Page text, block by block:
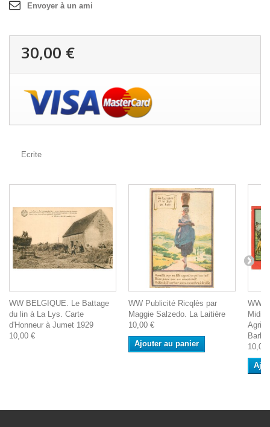
Envoyer à un ami
30,00 €
Ecrite
WW BELGIQUE. Le Battage
du lin à La Lys. Carte
d'Honneur à Jumet 1929
10,00 €
WW Publicité Ricqlès par
Maggie Salzedo. La Laitière
10,00 €
Ajouter au panier
WW
Midi
10,00